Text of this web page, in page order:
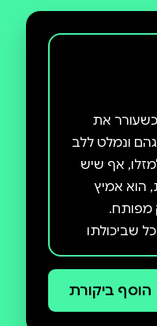
רובין הוד היה רק בן 18 כשעורר את
ונמלט ללב
אף שיש
הוא אמיץ
מפותח.
שביכולתו
עד מהרה
עוד
את
הוסף ביקורת